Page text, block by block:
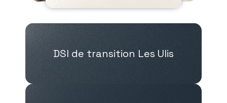
DSI de transition Les Ulis